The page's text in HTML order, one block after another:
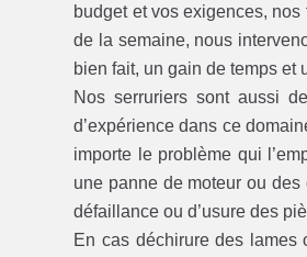
budget et vos exigences,
de la semaine, nous
bien fait, un gain de temps et
Nos serruriers sont aussi
d’expérience dans ce
importe le problème qui
une panne de moteur ou
défaillance ou d’usure des
En cas déchirure des lames